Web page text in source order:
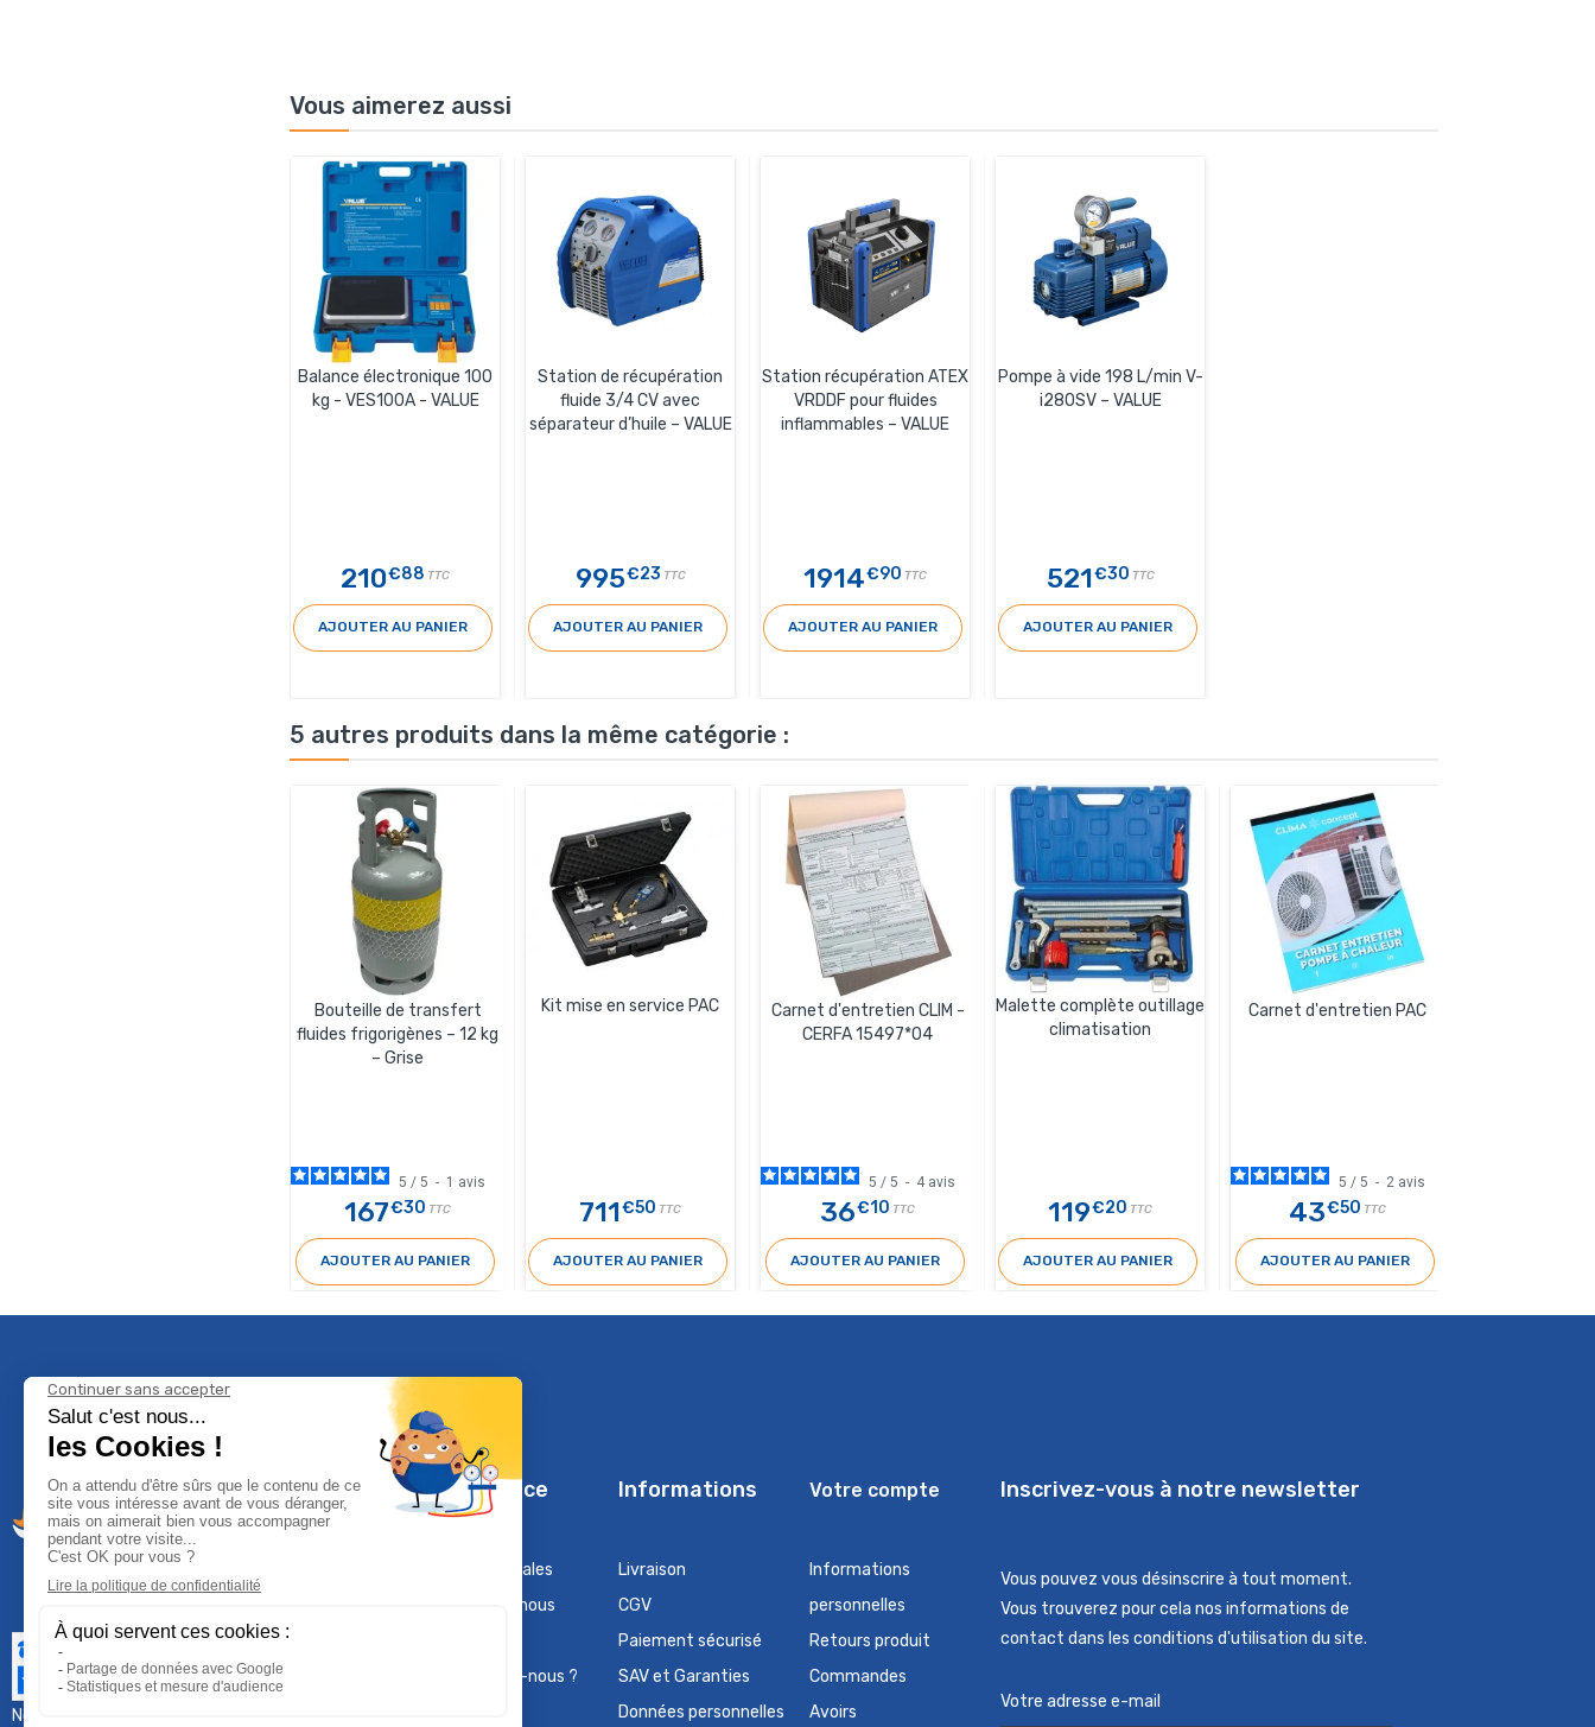
Vous aimerez aussi
Balance électronique 100
kg - VES100A - VALUE
210€88 TTC
AJOUTER AU PANIER
Station de récupération
fluide 3/4 CV avec
séparateur d’huile – VALUE
995€23 TTC
AJOUTER AU PANIER
Station récupération ATEX
VRDDF pour fluides
inflammables – VALUE
1914€90 TTC
AJOUTER AU PANIER
Pompe à vide 198 L/min V-
i280SV – VALUE
521€30 TTC
AJOUTER AU PANIER
5 autres produits dans la même catégorie :
Bouteille de transfert
fluides frigorigènes – 12 kg
– Grise
5 / 5 - 1 avis
167€30 TTC
AJOUTER AU PANIER
Kit mise en service PAC
711€50 TTC
AJOUTER AU PANIER
Carnet d'entretien CLIM -
CERFA 15497*04
5 / 5 - 4 avis
36€10 TTC
AJOUTER AU PANIER
Malette complète outillage
climatisation
119€20 TTC
AJOUTER AU PANIER
Carnet d'entretien PAC
5 / 5 - 2 avis
43€50 TTC
AJOUTER AU PANIER
Nous contacter :
Climservice
Mentions légales
Contactez-nous
Qui sommes-nous ?
Informations
Livraison
CGV
Paiement sécurisé
SAV et Garanties
Données personnelles
Votre compte
Informations
personnelles
Retours produit
Commandes
Avoirs
Inscrivez-vous à notre newsletter
Vous pouvez vous désinscrire à tout moment.
Vous trouverez pour cela nos informations de
contact dans les conditions d'utilisation du site.